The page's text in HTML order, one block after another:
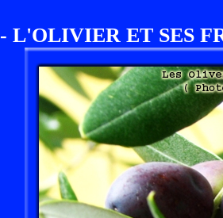
- L'OLIVIER ET SES